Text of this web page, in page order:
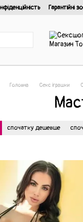
Гарантійні
Головна Секс іграшки
спочатку дешевше